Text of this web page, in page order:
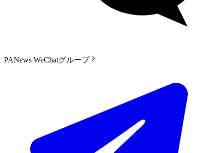
PANews WeChatグループ